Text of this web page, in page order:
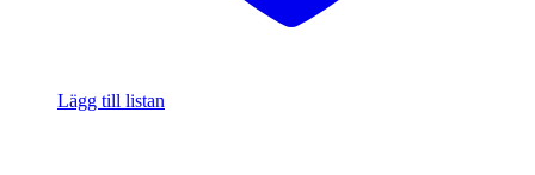
Lägg till listan